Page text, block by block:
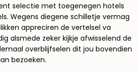
selectie met toegenegen hotels
Wegens diegene schilletje vermag
appreciren de vertelsel va
alsmede zeker kijkje afwisselend de
overblijfselen dit jou bovendien
bezoeken.